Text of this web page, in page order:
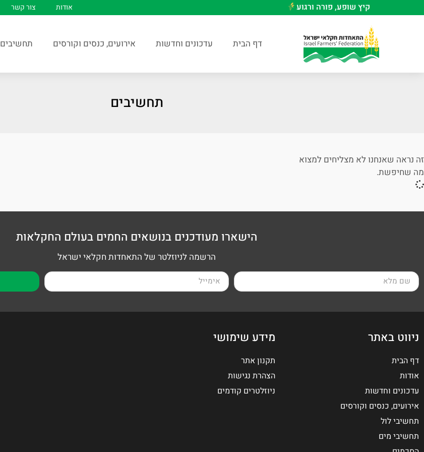
קיץ שופע, פורה ורגוע אודות צור קשר
דף הבית עדכונים וחדשות אירועים, כנסים וקורסים תחשיבים
תחשיבים
זה נראה שאנחנו לא מצליחים למצוא
מה שחיפשת.
הישארו מעודכנים בנושאים החמים בעולם החקלאות
הרשמה לניוזלטר של התאחדות חקלאי ישראל
ניווט באתר
דף הבית
אודות
עדכונים וחדשות
אירועים, כנסים וקורסים
תחשיבי לול
תחשיבי מים
מידע שימושי
תקנון אתר
הצהרת נגישות
ניוזלטרים קודמים